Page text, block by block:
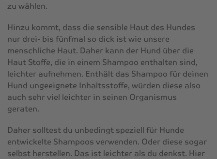
zu wählen.
Hinzu kommt, dass die sensible Haut des Hundes
nur drei- bis fünfmal so dick ist wie unsere
menschliche Haut. Daher kann der Hund über die
Haut Stoffe, die in einem Shampoo enthalten sind,
leichter aufnehmen. Enthält das Shampoo für deinen
Hund ungeeignete Inhaltsstoffe, würden diese also
auch sehr viel leichter in seinen Organismus
geraten.
Daher solltest du unbedingt speziell für Hunde
entwickelte Shampoos verwenden. Oder diese sogar
selbst herstellen. Das ist leichter als du denkst. Hier